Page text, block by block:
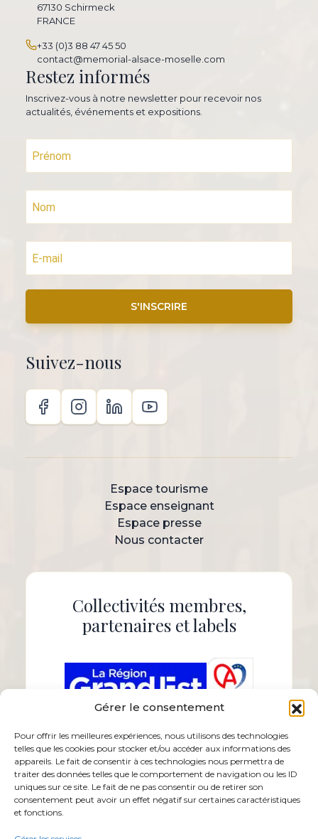
Gérer le consentement
Pour offrir les meilleures expériences, nous utilisons des technologies
telles que les cookies pour stocker et/ou accéder aux informations des
appareils. Le fait de consentir à ces technologies nous permettra de
traiter des données telles que le comportement de navigation ou les ID
uniques sur ce site. Le fait de ne pas consentir ou de retirer son
consentement peut avoir un effet négatif sur certaines caractéristiques
et fonctions.
67130 Schirmeck
FRANCE
+33 (0)3 88 47 45 50
contact@memorial-alsace-moselle.com
Restez informés
Inscrivez-vous à notre newsletter pour recevoir nos
actualités, événements et expositions.
S'INSCRIRE
Suivez-nous
Espace tourisme
Espace enseignant
Espace presse
Nous contacter
Collectivités membres,
partenaires et labels